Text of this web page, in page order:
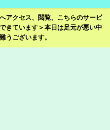
アクセス、閲覧、こちらのサービ
きています＞本日は足元が悪い中
うございます。